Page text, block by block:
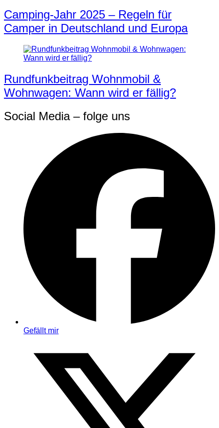
Camping-Jahr 2025 – Regeln für
Camper in Deutschland und Europa
Rundfunkbeitrag Wohnmobil &
Wohnwagen: Wann wird er fällig?
Social Media – folge uns
Gefällt mir